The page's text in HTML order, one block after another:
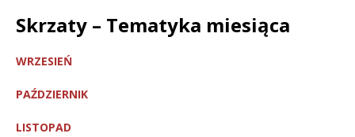
Skrzaty – Tematyka miesiąca
WRZESIEŃ
PAŹDZIERNIK
LISTOPAD